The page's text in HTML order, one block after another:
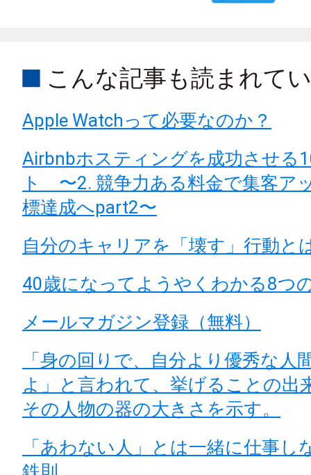
こんな記事も読まれて
Apple Watchって必要なのか？
Airbnbホスティングを成功させる
ト 〜2. 競争力ある料金で集客ア
標達成へpart2〜
自分のキャリアを「壊す」行動と
40歳になってようやくわかる8つ
メールマガジン登録（無料）
「身の回りで、自分より優秀な人
よ」と言われて、挙げることの出
その人物の器の大きさを示す。
「あわない人」とは一緒に仕事し